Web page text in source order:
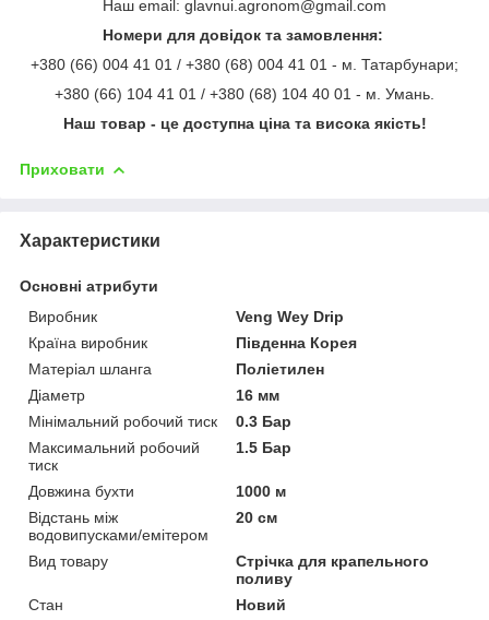
Наш email: glavnui.agronom@gmail.com
Номери для довідок та замовлення:
+380 (66) 004 41 01 / +380 (68) 004 41 01 - м. Татарбунари;
+380 (66) 104 41 01 / +380 (68) 104 40 01 - м. Умань.
Наш товар - це доступна ціна та висока якість!
Приховати
Характеристики
Основні атрибути
Виробник
Veng Wey Drip
Країна виробник
Південна Корея
Матеріал шланга
Поліетилен
Діаметр
16 мм
Мінімальний робочий тиск
0.3 Бар
Максимальний робочий
тиск
1.5 Бар
Довжина бухти
1000 м
Відстань між
водовипусками/емітером
20 см
Вид товару
Стрічка для крапельного
поливу
Стан
Новий